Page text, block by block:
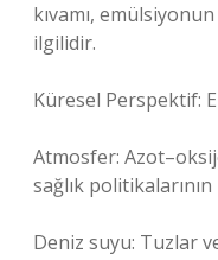
kıvamı,
ilgilidir.
Küresel Perspektif:
Atmosfer:
sağlık
Deniz suyu: Tuzlar